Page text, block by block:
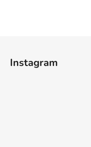
Instagram